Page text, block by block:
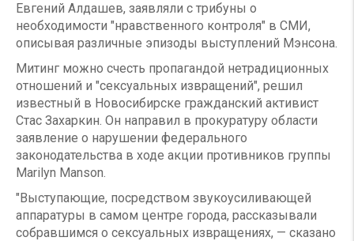
Евгений Алдашев, заявляли с трибуны о
необходимости "нравственного контроля" в СМИ,
описывая различные эпизоды выступлений Мэнсона.
Митинг можно счесть пропагандой нетрадиционных
отношений и "сексуальных извращений", решил
известный в Новосибирске гражданский активист
Стас Захаркин. Он направил в прокуратуру области
заявление о нарушении федерального
законодательства в ходе акции противников группы
Marilyn Manson.
"Выступающие, посредством звукоусиливающей
аппаратуры в самом центре города, рассказывали
собравшимся о сексуальных извращениях, — сказано